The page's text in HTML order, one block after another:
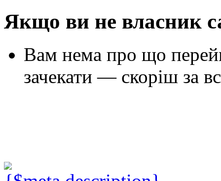
Якщо ви не власник
Вам нема про що
зачекати — скоріш за